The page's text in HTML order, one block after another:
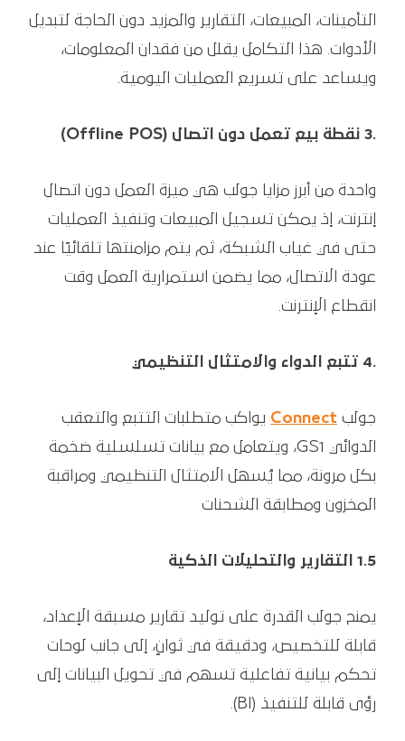
التأمينات، المبيعات، التقارير والمزيد دون الحاجة لتبديل
الأدوات. هذا التكامل يقلل من فقدان المعلومات،
ويساعد على تسريع العمليات اليومية.
.3 نقطة بيع تعمل دون اتصال (Offline POS)
واحدة من أبرز مزايا جولب هي ميزة العمل دون اتصال
إنترنت، إذ يمكن تسجيل المبيعات وتنفيذ العمليات
حتى في غياب الشبكة، ثم يتم مزامنتها تلقائيًا عند
عودة الاتصال، مما يضمن استمرارية العمل وقت
انقطاع الإنترنت.
.4 تتبع الدواء والامتثال التنظيمي
جولب Connect يواكب متطلبات التتبع والتعقب
الدوائي GS1، ويتعامل مع بيانات تسلسلية ضخمة
بكل مرونة، مما يُسهل الامتثال التنظيمي ومراقبة
المخزون ومطابقة الشحنات
1.5 التقارير والتحليلات الذكية
يمنح جولب القدرة على توليد تقارير مسبقة الإعداد،
قابلة للتخصيص، ودقيقة في ثوانٍ، إلى جانب لوحات
تحكم بيانية تفاعلية تسهم في تحويل البيانات إلى
رؤى قابلة للتنفيذ (BI).